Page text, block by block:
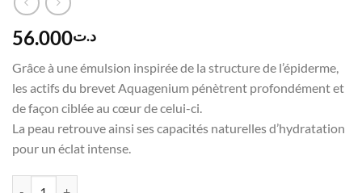
د.ت56.000
Grâce à une émulsion inspirée de la structure de l’épiderme,
les actifs du brevet Aquagenium pénètrent profondément et
de façon ciblée au cœur de celui-ci.
La peau retrouve ainsi ses capacités naturelles d’hydratation
pour un éclat intense.